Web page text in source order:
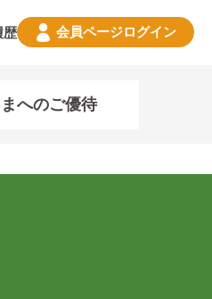
歴 会員ページログイン
へのご優待